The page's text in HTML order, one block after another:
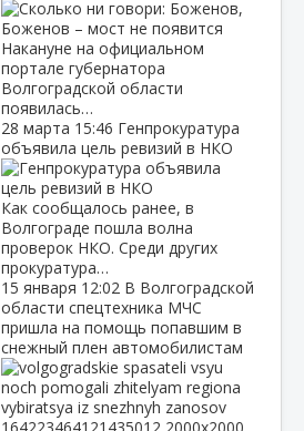
Накануне на официальном
портале губернатора
Волгоградской области
появилась…
28 марта 15:46 Генпрокуратура
объявила цель ревизий в НКО
Как сообщалось ранее, в
Волгограде пошла волна
проверок НКО. Среди других
прокуратура…
15 января 12:02 В Волгоградской
области спецтехника МЧС
пришла на помощь попавшим в
снежный плен автомобилистам